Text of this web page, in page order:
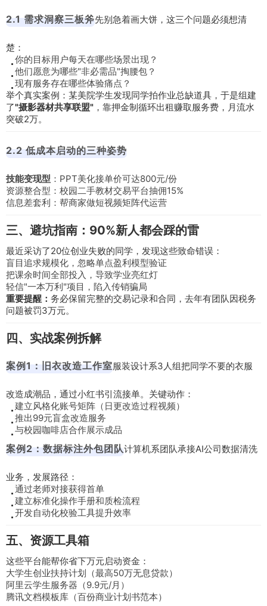
2.1 需求洞察三板斧先别急着画大饼，这三个问题必须想清
楚：
你的目标用户每天在哪些场景出现？
他们愿意为哪些"非必需品"掏腰包？
现有服务存在哪些体验痛点？
举个真实案例：某美院学生发现同学拍作业总缺道具，于是组建
了"摄影器材共享联盟" ，靠押金制循环出租赚取服务费，月流水
突破2万。
2.2 低成本启动的三种姿势
技能变现型 ：PPT美化接单价可达800元/份
资源整合型：校园二手教材交易平台抽佣15%
信息差套利：帮商家做短视频矩阵代运营
三、避坑指南：90%新人都会踩的雷
最近采访了20位创业失败的同学，发现这些致命错误：
盲目追求规模化，忽略单点盈利模型验证
把课余时间全部投入，导致学业亮红灯
轻信"一本万利"项目，陷入传销骗局
重要提醒： 务必保留完整的交易记录和合同，去年有团队因税务
问题被罚3万元。
四、实战案例拆解
案例1：旧衣改造工作室服装设计系3人组把同学不要的衣服
改造成潮品，通过小红书引流接单。关键动作：
建立风格化账号矩阵（日更改造过程视频）
推出99元盲盒改造服务
与校园咖啡店合作展示成品
案例2：数据标注外包团队计算机系团队承接AI公司数据清洗
业务，发展路径：
通过老师对接获得首单
建立标准化操作手册和质检流程
开发自动化校验工具提升效率
五、资源工具箱
这些平台能帮你省下万元启动资金：
大学生创业扶持计划（最高50万无息贷款）
阿里云学生服务器（9.9元/月）
腾讯文档模板库（百份商业计划书范本）